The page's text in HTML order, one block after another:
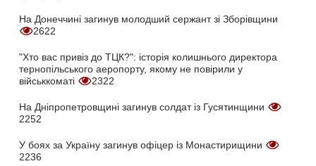
На Донеччині загинув молодший сержант зі Зборівщини
2622
"Хто вас привіз до ТЦК?": історія колишнього директора
тернопільського аеропорту, якому не повірили у
військкоматі
2322
На Дніпропетровщині загинув солдат із Гусятинщини
2252
У боях за Україну загинув офіцер із Монастирищини
2236